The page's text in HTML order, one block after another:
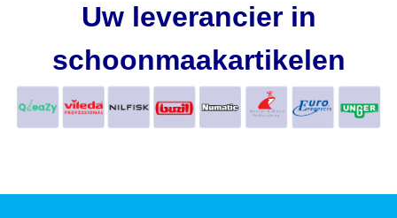
Uw leverancier in
schoonmaakartikelen